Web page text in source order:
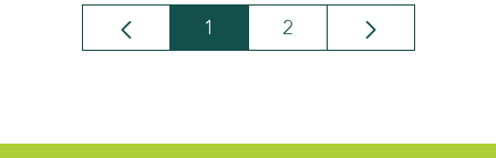
Seite
1 Seite
2